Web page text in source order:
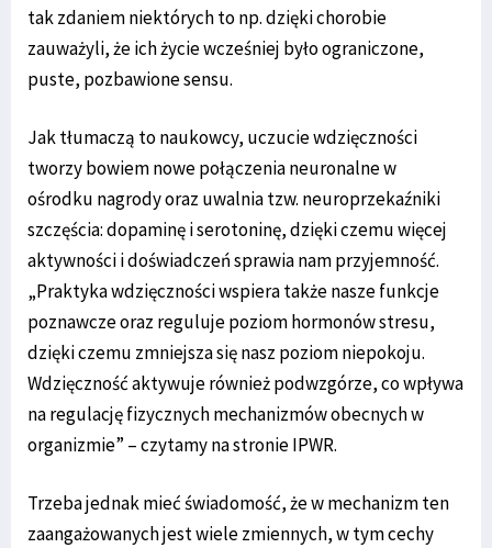
tak zdaniem niektórych to np. dzięki chorobie
zauważyli, że ich życie wcześniej było ograniczone,
puste, pozbawione sensu.
Jak tłumaczą to naukowcy, uczucie wdzięczności
tworzy bowiem nowe połączenia neuronalne w
ośrodku nagrody oraz uwalnia tzw. neuroprzekaźniki
szczęścia: dopaminę i serotoninę, dzięki czemu więcej
aktywności i doświadczeń sprawia nam przyjemność.
„Praktyka wdzięczności wspiera także nasze funkcje
poznawcze oraz reguluje poziom hormonów stresu,
dzięki czemu zmniejsza się nasz poziom niepokoju.
Wdzięczność aktywuje również podwzgórze, co wpływa
na regulację fizycznych mechanizmów obecnych w
organizmie” – czytamy na stronie IPWR.
Trzeba jednak mieć świadomość, że w mechanizm ten
zaangażowanych jest wiele zmiennych, w tym cechy